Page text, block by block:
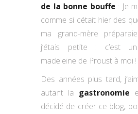
de la bonne bouffe : Je
comme si cétait hier des
ma grand-mère
j’étais petite : c’est
madeleine de Proust à moi !
Des années plus tard,
autant la gastronomie
décidé de créer ce blog,